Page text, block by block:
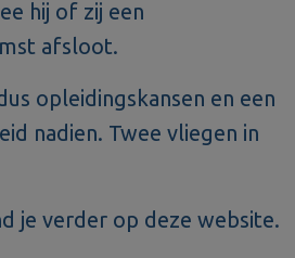
hij of zij een
afsloot.
opleidingskansen en een
nadien. Twee vliegen in
je verder op deze website.